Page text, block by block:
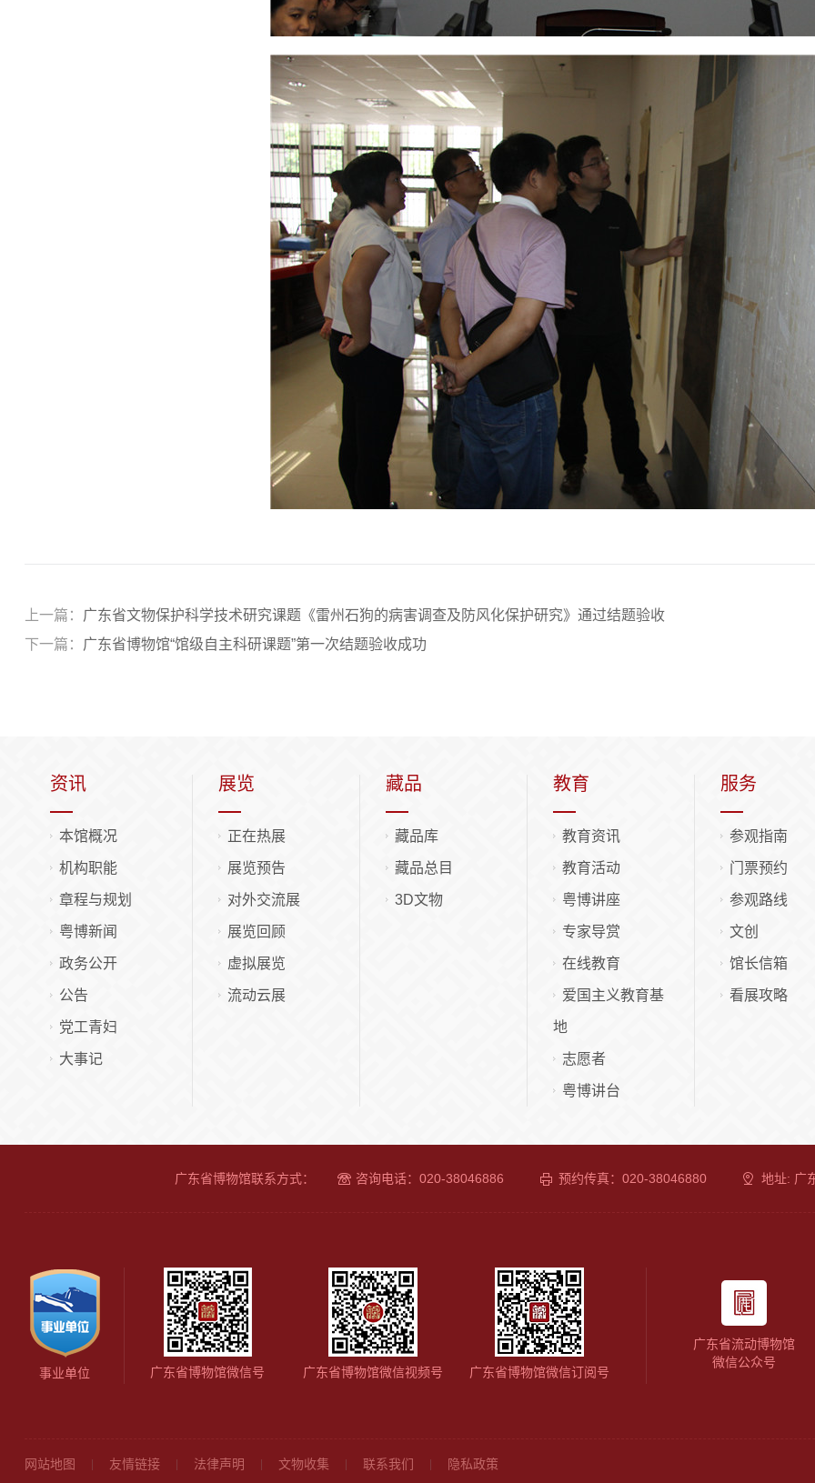
上一篇： 广东省文物保护科学技术研究课题《雷州石狗的病害调查及防风化保护研究》通过结题验收
下一篇： 广东省博物馆“馆级自主科研课题”第一次结题验收成功
资讯
本馆概况
机构职能
章程与规划
粤博新闻
政务公开
公告
党工青妇
大事记
展览
正在热展
展览预告
对外交流展
展览回顾
虚拟展览
流动云展
藏品
藏品库
藏品总目
3D文物
教育
教育资讯
教育活动
粤博讲座
专家导赏
在线教育
爱国主义教育基
地
志愿者
粤博讲台
服务
参观指南
门票预约
参观路线
文创
馆长信箱
看展攻略
广东省博物馆联系方式： 咨询电话：020-38046886 预约传真：020-38046880 地址: 广
事业单位 广东省博物馆微信号 广东省博物馆微信视频号 广东省博物馆微信订阅号
广东省流动博物馆
微信公众号
网站地图 | 友情链接 | 法律声明 | 文物收集 | 联系我们 | 隐私政策